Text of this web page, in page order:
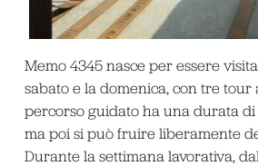
Memo 4345 nasce per essere
sabato e la domenica, con tre tour
percorso guidato ha una durata
ma poi si può fruire liberamente
Durante la settimana lavorativa,